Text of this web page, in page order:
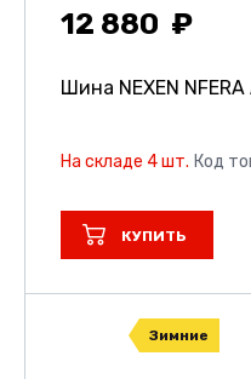
12 880
Шина NEXEN NFERA
На складе 4 шт. Код
КУПИТЬ
Зимние